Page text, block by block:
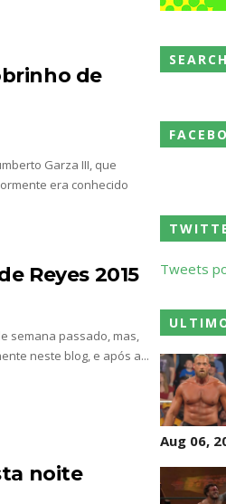
Championship Match
Intercontinental
de
Garza III, que
era conhecido
Reyes 2015
semana passado, mas,
neste blog, e após a...
noite
Tweets
Aug 06,